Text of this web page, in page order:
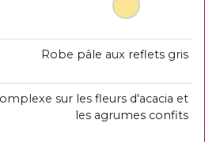
Robe pâle aux reflets gris
sur les fleurs d'acacia et
les agrumes confits